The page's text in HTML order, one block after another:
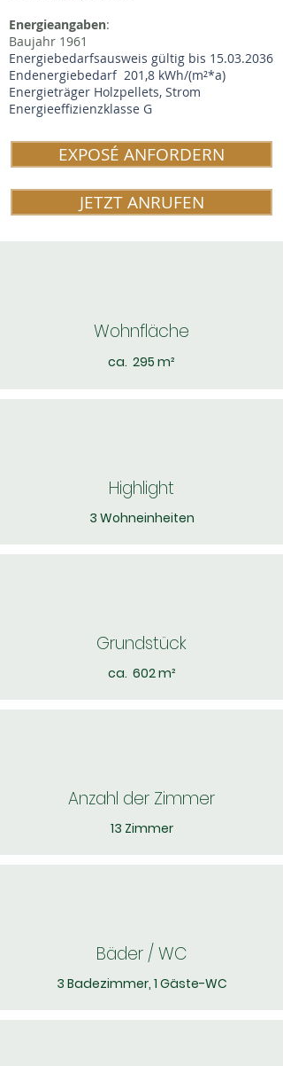
Energieangaben:
Baujahr 1961
Energiebedarfsausweis gültig bis 15.03.2036
Endenergiebedarf 201,8 kWh/(m²*a)
Energieträger Holzpellets, Strom
Energieeffizienzklasse G
EXPOSÉ ANFORDERN
JETZT ANRUFEN
Wohnfläche
ca. 295 m²
Highlight
3 Wohneinheiten
Grundstück
ca. 602m²
Anzahl der Zimmer
13 Zimmer
Bäder / WC
3 Badezimmer, 1 Gäste-WC